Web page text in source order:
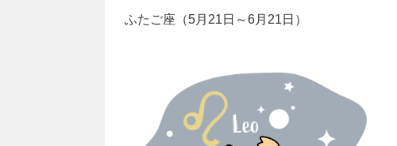
ふたご座（5月21日～6月21日）